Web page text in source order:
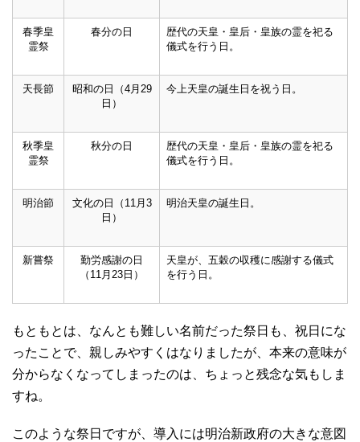
春季皇
霊祭
春分の日
歴代の天皇・皇后・皇族の霊を祀る
儀式を行う日。
天長節
昭和の日（4月29
日）
今上天皇の誕生日を祝う日。
秋季皇
霊祭
秋分の日
歴代の天皇・皇后・皇族の霊を祀る
儀式を行う日。
明治節
文化の日（11月3
日）
明治天皇の誕生日。
新嘗祭
勤労感謝の日
（11月23日）
天皇が、五穀の収穫に感謝する儀式
を行う日。
もともとは、なんとも難しい名前だった祭日も、祝日にな
ったことで、親しみやすくはなりましたが、本来の意味が
分からなくなってしまったのは、ちょっと残念な気もしま
すね。
このような祭日ですが、導入には明治新政府の大きな意図